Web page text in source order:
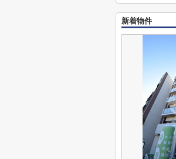
新着物件